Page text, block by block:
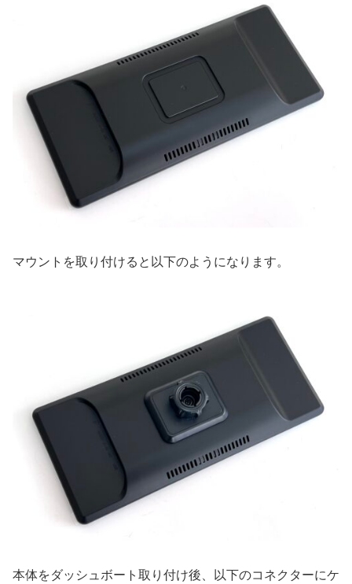
マウントを取り付けると以下のようになります。
本体をダッシュボート取り付け後、以下のコネクターにケ